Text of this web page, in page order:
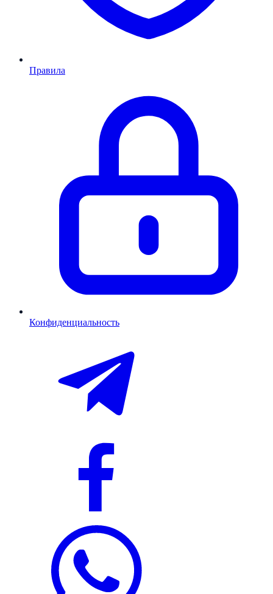
Правила
Конфиденциальность